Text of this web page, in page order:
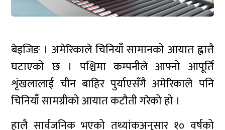
बेइजिङ । अमेरिकाले चिनियाँ सामानको आयात ह्वात्तै
घटाएको छ । पश्चिमा कम्पनीले आफ्नो आपूर्ति
शृंखलालाई चीन बाहिर पुर्याएसँगै अमेरिकाले पनि
चिनियाँ सामग्रीको आयात कटौती गरेको हो ।
हालै सार्वजनिक भएको तथ्यांकअनुसार १० वर्षको